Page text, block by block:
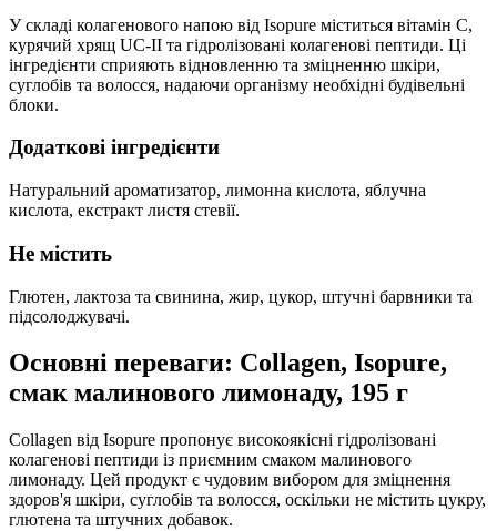
У складі колагенового напою від Isopure міститься вітамін C,
курячий хрящ UC-II та гідролізовані колагенові пептиди. Ці
інгредієнти сприяють відновленню та зміцненню шкіри,
суглобів та волосся, надаючи організму необхідні будівельні
блоки.
Додаткові інгредієнти
Натуральний ароматизатор, лимонна кислота, яблучна
кислота, екстракт листя стевії.
Не містить
Глютен, лактоза та свинина, жир, цукор, штучні барвники та
підсолоджувачі.
Основні переваги: Collagen, Isopure,
смак малинового лимонаду, 195 г
Collagen від Isopure пропонує високоякісні гідролізовані
колагенові пептиди із приємним смаком малинового
лимонаду. Цей продукт є чудовим вибором для зміцнення
здоров'я шкіри, суглобів та волосся, оскільки не містить цукру,
глютена та штучних добавок.